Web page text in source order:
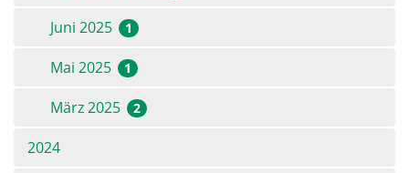
Juni 2025 1
Mai 2025 1
März 2025 2
2024